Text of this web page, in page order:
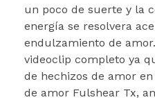
un poco de suerte y la
energía se resolvera
endulzamiento de
videoclip completo ya
de hechizos de amor
de amor Fulshear Tx,